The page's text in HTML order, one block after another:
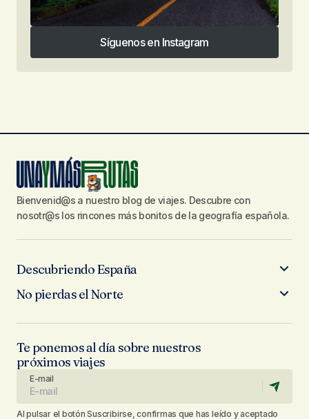
Síguenos en Instagram
Síguenos en Instagram
Bienvenid@s a nuestro blog de viajes. Descubre con
nosotr@s los rincones más bonitos de la geografía española.
Descubriendo España
No pierdas el Norte
Te ponemos al día sobre nuestros
próximos viajes
E-mail
Al pulsar el botón Suscribirse, confirmas que has leído y aceptado